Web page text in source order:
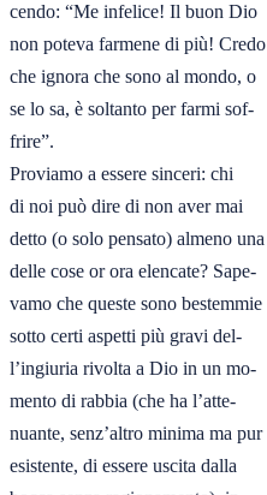
cendo: “Me infelice! Il buon Dio
non poteva farmene di più! Credo
che ignora che sono al mondo, o
se lo sa, è soltanto per farmi sof-
frire”.
Proviamo a essere sinceri: chi
di noi può dire di non aver mai
detto (o solo pensato) almeno una
delle cose or ora elencate? Sape-
vamo che queste sono bestemmie
sotto certi aspetti più gravi del-
l’ingiuria rivolta a Dio in un mo-
mento di rabbia (che ha l’atte-
nuante, senz’altro minima ma pur
esistente, di essere uscita dalla